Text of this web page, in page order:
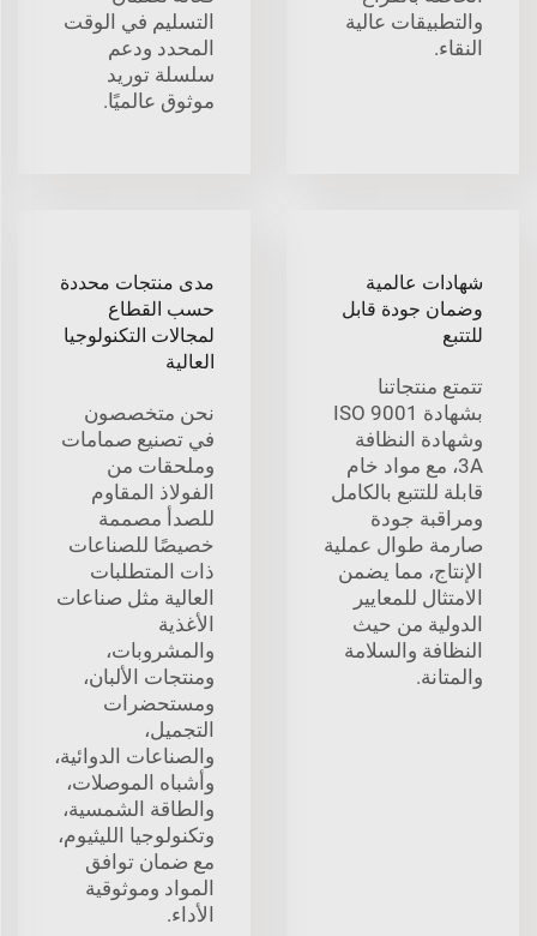
والتطبيقات عالية
النقاء.
التسليم في الوقت
المحدد ودعم
سلسلة توريد
موثوق عالميًا.
شهادات عالمية
وضمان جودة قابل
للتتبع
تتمتع منتجاتنا
بشهادة ISO 9001
وشهادة النظافة
3A، مع مواد خام
قابلة للتتبع بالكامل
ومراقبة جودة
صارمة طوال عملية
الإنتاج، مما يضمن
الامتثال للمعايير
الدولية من حيث
النظافة والسلامة
والمتانة.
مدى منتجات محددة
حسب القطاع
لمجالات التكنولوجيا
العالية
نحن متخصصون
في تصنيع صمامات
وملحقات من
الفولاذ المقاوم
للصدأ مصممة
خصيصًا للصناعات
ذات المتطلبات
العالية مثل صناعات
الأغذية
والمشروبات،
ومنتجات الألبان،
ومستحضرات
التجميل،
والصناعات الدوائية،
وأشباه الموصلات،
والطاقة الشمسية،
وتكنولوجيا الليثيوم،
مع ضمان توافق
المواد وموثوقية
الأداء.